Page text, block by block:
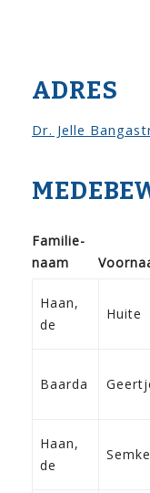
ADRES
Dr. Jelle
Familie­
naam
Haan,
de
Huite
Baarda
Haan,
de